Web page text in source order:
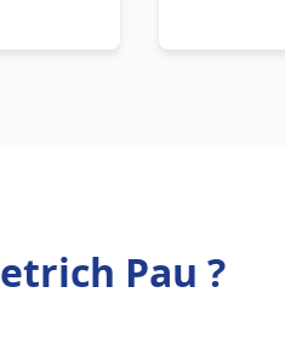
Pau ?